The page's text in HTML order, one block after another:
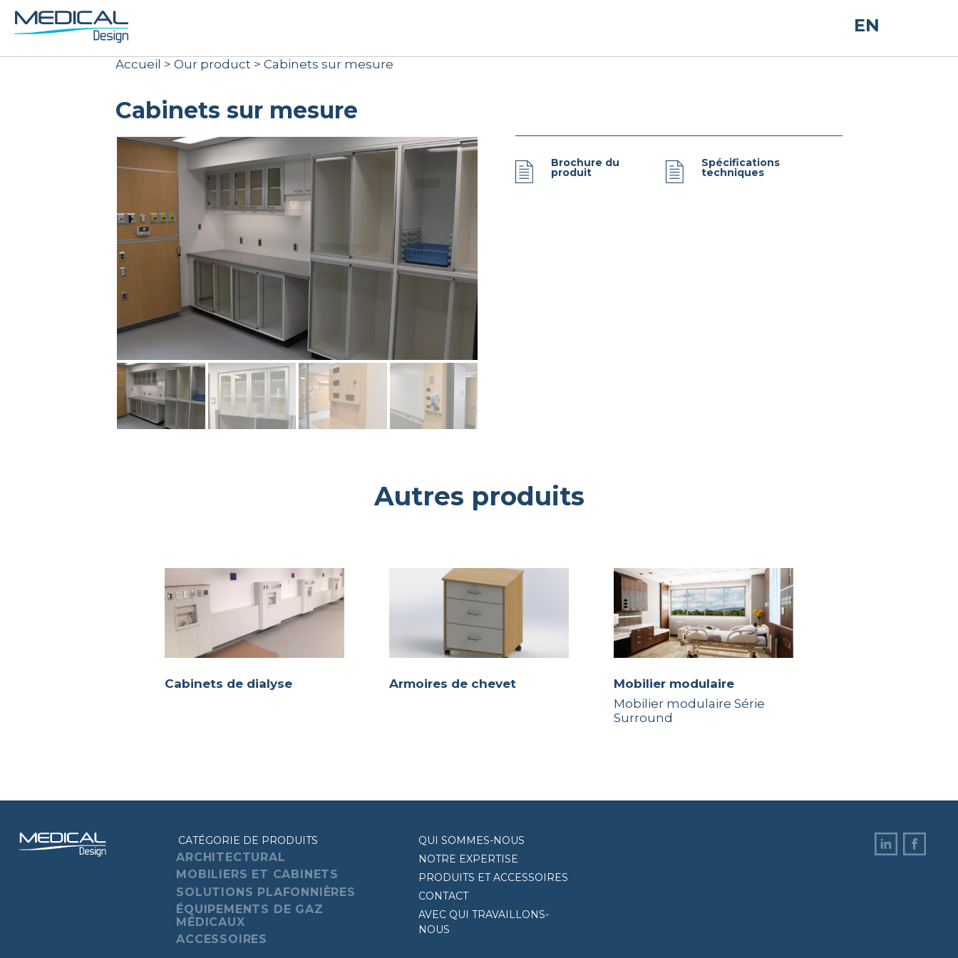
EN
Accueil > Our product > Cabinets sur mesure
Cabinets sur mesure
Brochure du
produit
Spécifications
techniques
Autres produits
Cabinets de dialyse Armoires de chevet
Mobilier modulaire
Mobilier modulaire Série
Surround
CATÉGORIE DE PRODUITS
ARCHITECTURAL
MOBILIERS ET CABINETS
SOLUTIONS PLAFONNIÈRES
ÉQUIPEMENTS DE GAZ
MÉDICAUX
ACCESSOIRES
QUI SOMMES-NOUS
NOTRE EXPERTISE
PRODUITS ET ACCESSOIRES
CONTACT
AVEC QUI TRAVAILLONS-
NOUS